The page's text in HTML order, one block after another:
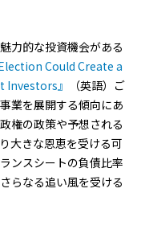
力的な投資機会がある
Election Could Create a
』
（英語）ご
業を展開する傾向にあ
権の政策や予想される
大きな恩恵を受ける可
ンスシートの負債比率
らなる追い風を受ける